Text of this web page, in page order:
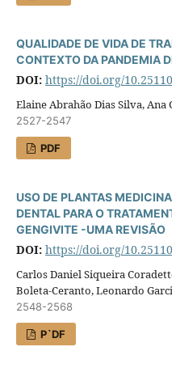
QUALIDADE DE VIDA DE
CONTEXTO DA PANDEMIA
DOI: https://doi.org/
Elaine Abrahão Dias Silva,
2527-2547
PDF
USO DE PLANTAS
DENTAL PARA O
GENGIVITE -UMA REVISÃO
DOI: https://doi.org/
Carlos Daniel Siqueira
Boleta-Ceranto, Leonardo
2548-2568
P`DF